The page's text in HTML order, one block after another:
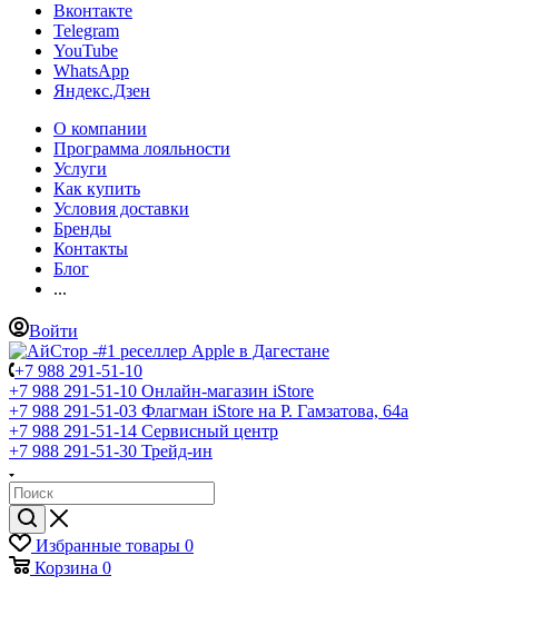
Вконтакте
Telegram
YouTube
WhatsApp
Яндекс.Дзен
О компании
Программа лояльности
Услуги
Как купить
Условия доставки
Бренды
Контакты
Блог
...
Войти
+7 988 291-51-10
+7 988 291-51-10 Онлайн-магазин iStore
+7 988 291-51-03 Флагман iStore на Р. Гамзатова, 64а
+7 988 291-51-14 Сервисный центр
+7 988 291-51-30 Трейд-ин
Избранные товары 0
Корзина 0